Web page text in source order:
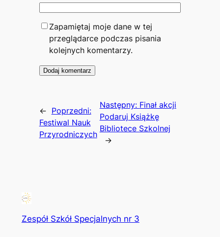
Zapamiętaj moje dane w tej
przeglądarce podczas pisania
kolejnych komentarzy.
← Poprzedni:
Festiwal Nauk
Przyrodniczych
Następny: Finał akcji
Podaruj Książkę
Bibliotece Szkolnej
→
Zespół Szkół Specjalnych nr 3